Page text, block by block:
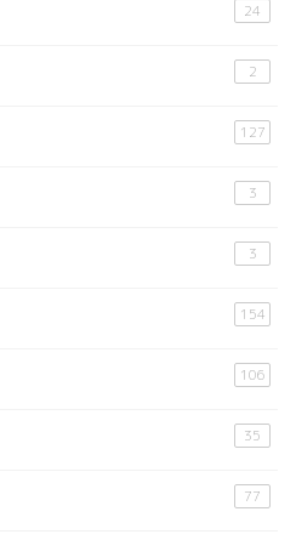
24
2
127
3
3
154
106
35
77